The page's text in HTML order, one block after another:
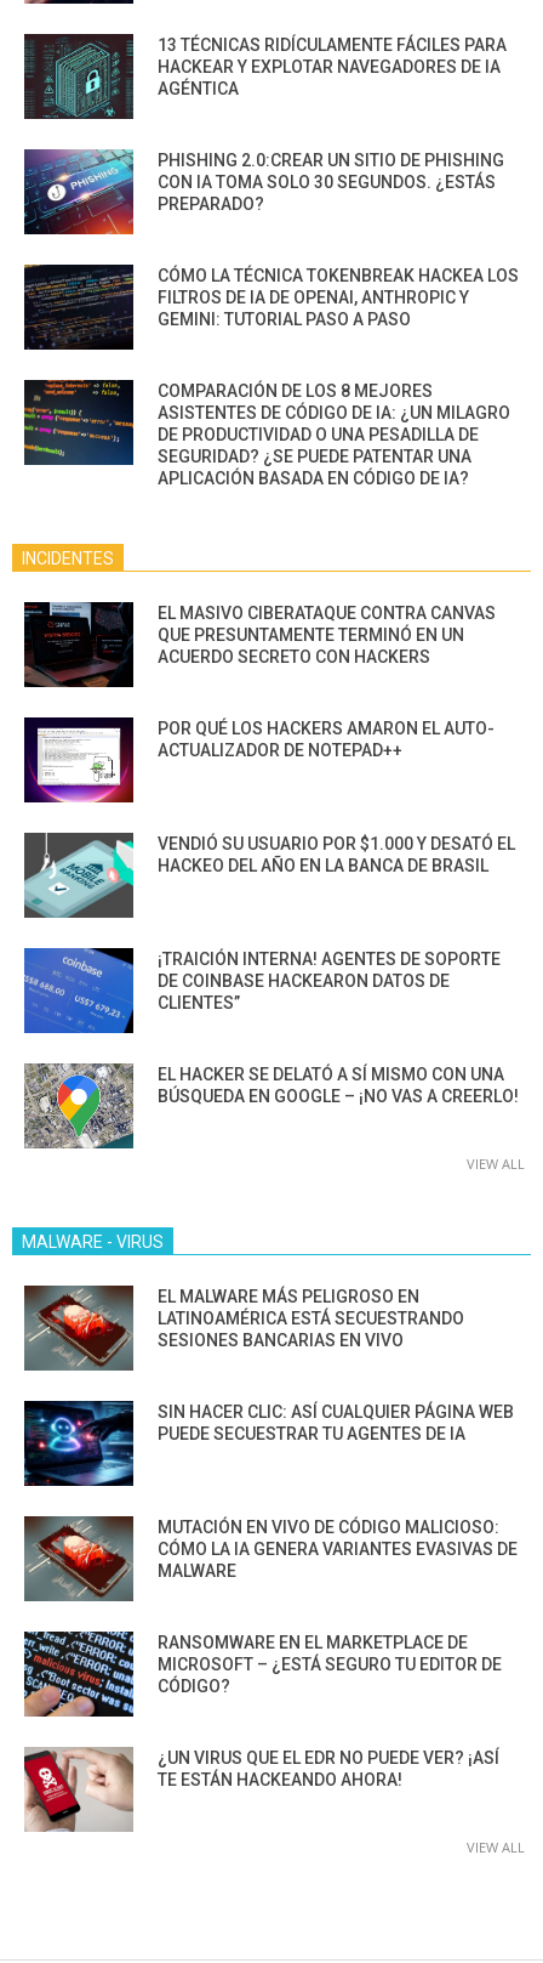
13 TÉCNICAS RIDÍCULAMENTE FÁCILES PARA
HACKEAR Y EXPLOTAR NAVEGADORES DE IA
AGÉNTICA
PHISHING 2.0:CREAR UN SITIO DE PHISHING
CON IA TOMA SOLO 30 SEGUNDOS. ¿ESTÁS
PREPARADO?
CÓMO LA TÉCNICA TOKENBREAK HACKEA LOS
FILTROS DE IA DE OPENAI, ANTHROPIC Y
GEMINI: TUTORIAL PASO A PASO
COMPARACIÓN DE LOS 8 MEJORES
ASISTENTES DE CÓDIGO DE IA: ¿UN MILAGRO
DE PRODUCTIVIDAD O UNA PESADILLA DE
SEGURIDAD? ¿SE PUEDE PATENTAR UNA
APLICACIÓN BASADA EN CÓDIGO DE IA?
INCIDENTES
EL MASIVO CIBERATAQUE CONTRA CANVAS
QUE PRESUNTAMENTE TERMINÓ EN UN
ACUERDO SECRETO CON HACKERS
POR QUÉ LOS HACKERS AMARON EL AUTO-
ACTUALIZADOR DE NOTEPAD++
VENDIÓ SU USUARIO POR $1.000 Y DESATÓ EL
HACKEO DEL AÑO EN LA BANCA DE BRASIL
¡TRAICIÓN INTERNA! AGENTES DE SOPORTE
DE COINBASE HACKEARON DATOS DE
CLIENTES”
EL HACKER SE DELATÓ A SÍ MISMO CON UNA
BÚSQUEDA EN GOOGLE – ¡NO VAS A CREERLO!
VIEW ALL
MALWARE - VIRUS
EL MALWARE MÁS PELIGROSO EN
LATINOAMÉRICA ESTÁ SECUESTRANDO
SESIONES BANCARIAS EN VIVO
SIN HACER CLIC: ASÍ CUALQUIER PÁGINA WEB
PUEDE SECUESTRAR TU AGENTES DE IA
MUTACIÓN EN VIVO DE CÓDIGO MALICIOSO:
CÓMO LA IA GENERA VARIANTES EVASIVAS DE
MALWARE
RANSOMWARE EN EL MARKETPLACE DE
MICROSOFT – ¿ESTÁ SEGURO TU EDITOR DE
CÓDIGO?
¿UN VIRUS QUE EL EDR NO PUEDE VER? ¡ASÍ
TE ESTÁN HACKEANDO AHORA!
VIEW ALL